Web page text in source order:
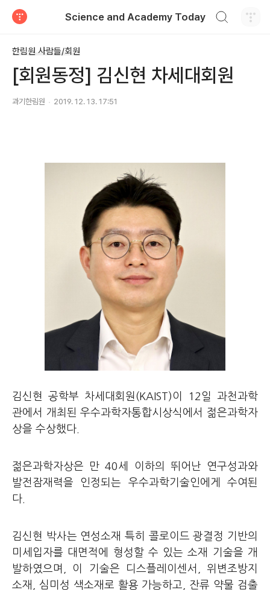
Science and Academy Today
한림원 사람들/회원
[회원동정] 김신현 차세대회원
과기한림원 2019. 12. 13. 17:51
김신현 공학부 차세대회원(KAIST)이 12일 과천과학
관에서 개최된 우수과학자통합시상식에서 젊은과학자
상을 수상했다.
젊은과학자상은 만 40세 이하의 뛰어난 연구성과와
발전잠재력을 인정되는 우수과학기술인에게 수여된
다.
김신현 박사는 연성소재 특히 콜로이드 광결정 기반의
미세입자를 대면적에 형성할 수 있는 소재 기술을 개
발하였으며, 이 기술은 디스플레이센서, 위변조방지
소재, 심미성 색소재로 활용 가능하고, 잔류 약물 검출